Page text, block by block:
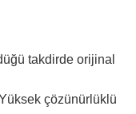
takdirde orijinal
çözünürlüklü